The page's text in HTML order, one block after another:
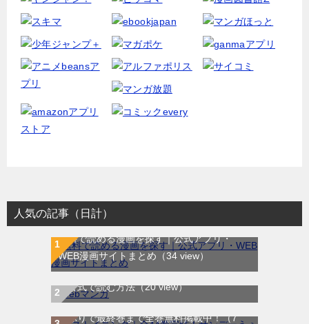
人気の記事（日計）
無料で読める漫画を探す｜公式アプリ・
WEB漫画サイトまとめ （34 view）
WEB漫画サイト一覧｜ブラウザで無料漫画
を公式で読む方法（20 view）
ラストイニング｜全44巻完結！サンデーう
ぇぶりで最終巻まで全巻無料掲載中！（7